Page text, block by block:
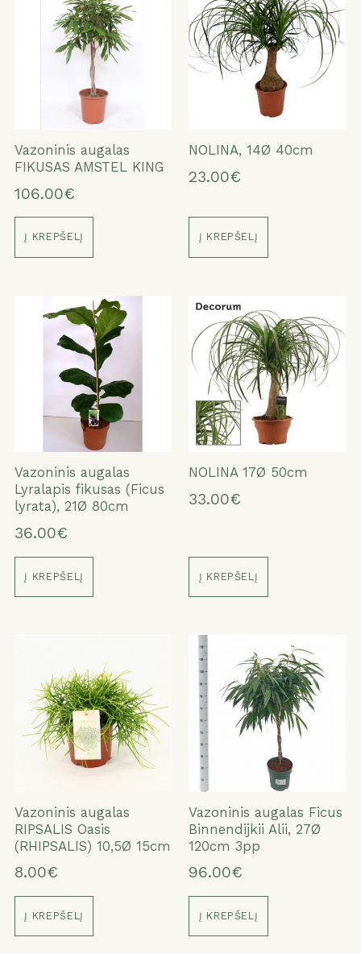
Vazoninis augalas
FIKUSAS AMSTEL KING
106.00€
Į KREPŠELĮ
NOLINA, 14Ø 40cm
23.00€
Į KREPŠELĮ
Vazoninis augalas
Lyralapis fikusas (Ficus
lyrata), 21Ø 80cm
36.00€
Į KREPŠELĮ
NOLINA 17Ø 50cm
33.00€
Į KREPŠELĮ
Vazoninis augalas
RIPSALIS Oasis
(RHIPSALIS) 10,5Ø 15cm
8.00€
Į KREPŠELĮ
Vazoninis augalas Ficus
Binnendijkii Alii, 27Ø
120cm 3pp
96.00€
Į KREPŠELĮ